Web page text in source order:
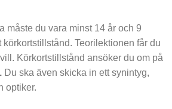
måste du vara minst 14 år och 9
körkortstillstånd. Teorilektionen får du
Körkortstillstånd ansöker du om på
. Du ska även skicka in ett synintyg,
optiker.